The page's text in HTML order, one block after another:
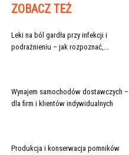
ZOBACZ TEŻ
Leki na ból gardła przy infekcji i
podrażnieniu – jak rozpoznać,...
Wynajem samochodów dostawczych –
dla firm i klientów indywidualnych
Produkcja i konserwacja pomników